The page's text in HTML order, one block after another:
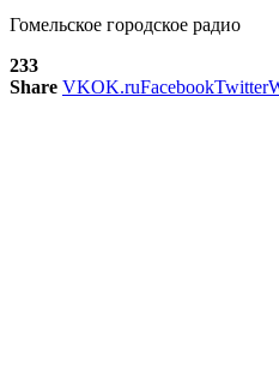
Гомельское городское радио
233
Share VKOK.ruFacebookTwitter